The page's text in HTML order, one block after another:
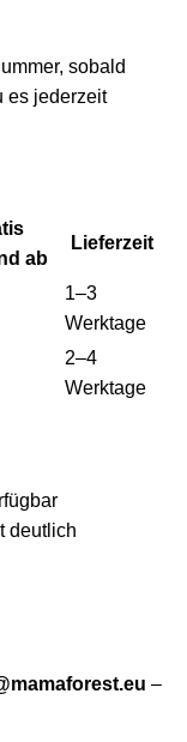
sobald
es jederzeit
ab
Lieferzeit
1–3
Werktage
2–4
Werktage
deutlich
–